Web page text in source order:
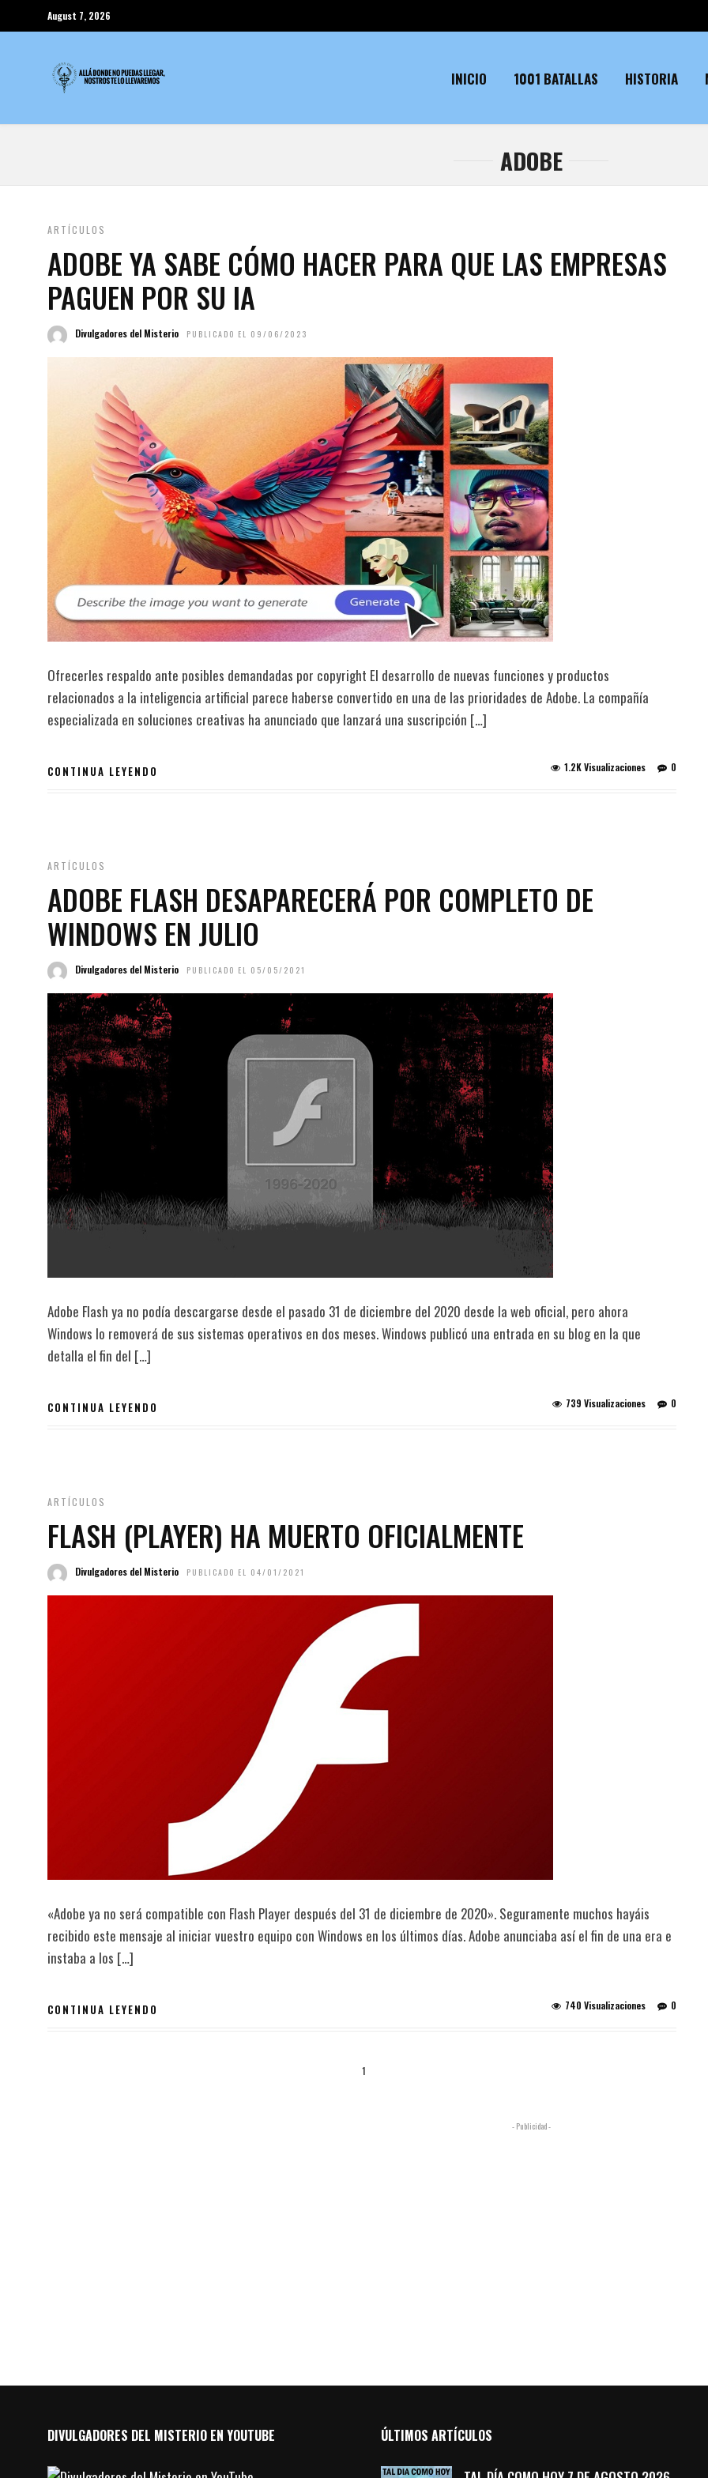
August 7, 2026
INICIO 1001 BATALLAS HISTORIA
ADOBE
ARTÍCULOS
ADOBE YA SABE CÓMO HACER PARA QUE LAS EMPRESAS
PAGUEN POR SU IA
Divulgadores del Misterio PUBLICADO EL 09/06/2023
Ofrecerles respaldo ante posibles demandadas por copyright El desarrollo de nuevas funciones y productos
relacionados a la inteligencia artificial parece haberse convertido en una de las prioridades de Adobe. La compañía
especializada en soluciones creativas ha anunciado que lanzará una suscripción […]
CONTINUA LEYENDO 0
1.2K Visualizaciones
ARTÍCULOS
ADOBE FLASH DESAPARECERÁ POR COMPLETO DE
WINDOWS EN JULIO
Divulgadores del Misterio PUBLICADO EL 05/05/2021
Adobe Flash ya no podía descargarse desde el pasado 31 de diciembre del 2020 desde la web oficial, pero ahora
Windows lo removerá de sus sistemas operativos en dos meses. Windows publicó una entrada en su blog en la que
detalla el fin del […]
CONTINUA LEYENDO 0
739 Visualizaciones
ARTÍCULOS
FLASH (PLAYER) HA MUERTO OFICIALMENTE
Divulgadores del Misterio PUBLICADO EL 04/01/2021
«Adobe ya no será compatible con Flash Player después del 31 de diciembre de 2020». Seguramente muchos hayáis
recibido este mensaje al iniciar vuestro equipo con Windows en los últimos días. Adobe anunciaba así el fin de una era e
instaba a los […]
CONTINUA LEYENDO 0
740 Visualizaciones
1
- Publicidad -
DIVULGADORES DEL MISTERIO EN YOUTUBE ÚLTIMOS ARTÍCULOS